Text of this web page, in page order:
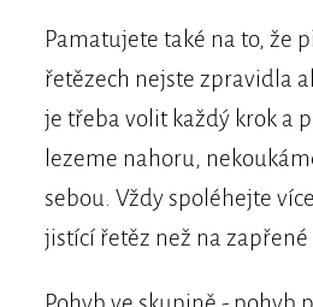
Pamatujete také na to, že
řetězech nejste zpravidla
je třeba volit každý krok a
lezeme nahoru,
sebou. Vždy spoléhejte
jistící řetěz než na zapřené